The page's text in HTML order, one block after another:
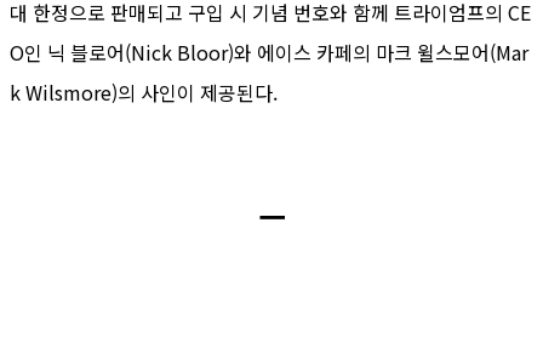
대 한정으로 판매되고 구입 시 기념 번호와 함께 트라이엄프의 CE
O인 닉 블로어(Nick Bloor)와 에이스 카페의 마크 윌스모어(Mar
k Wilsmore)의 사인이 제공된다.
ㅡ